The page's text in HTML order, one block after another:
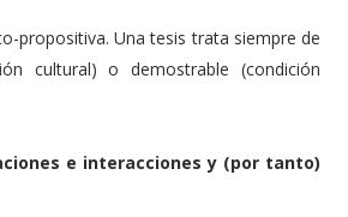
propositiva. Una tesis trata siempre de
cultural) o demostrable (condición
e interacciones y (por tanto)